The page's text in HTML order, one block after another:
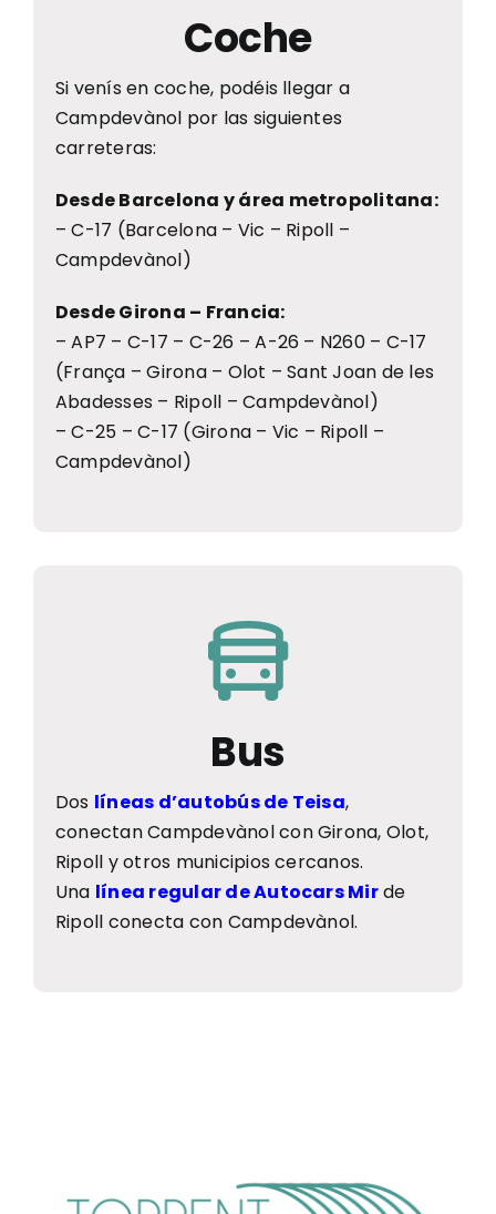
Coche
Si venís en coche, podéis llegar a
Campdevànol por las siguientes
carreteras:
Desde Barcelona y área metropolitana:
– C-17 (Barcelona – Vic – Ripoll –
Campdevànol)
Desde Girona – Francia:
– AP7 – C-17 – C-26 – A-26 – N260 – C-17
(França – Girona – Olot – Sant Joan de les
Abadesses – Ripoll – Campdevànol)
– C-25 – C-17 (Girona – Vic – Ripoll –
Campdevànol)
Bus
Dos líneas d’autobús de Teisa,
conectan Campdevànol con Girona, Olot,
Ripoll y otros municipios cercanos.
Una línea regular de Autocars Mirde
Ripoll conecta con Campdevànol.